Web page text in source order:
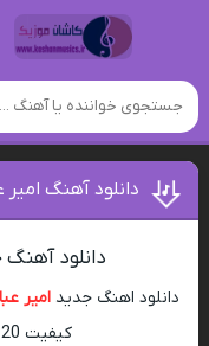
دانلود آهنگ
دانلود
دانلود اهنگ جدیدامیر
کیفیت 320 از رسانه ی